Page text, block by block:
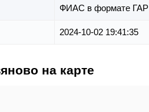
ФИАС в формате ГАР
2024-10-02 19:41:35
на карте